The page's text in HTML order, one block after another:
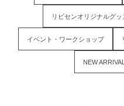
リビセンオリジナルグッ
イベント・ワークショップ
NEW